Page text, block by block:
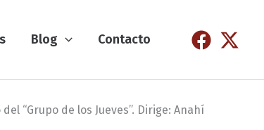
Blog Contacto
“Grupo de los Jueves”. Dirige: Anahí